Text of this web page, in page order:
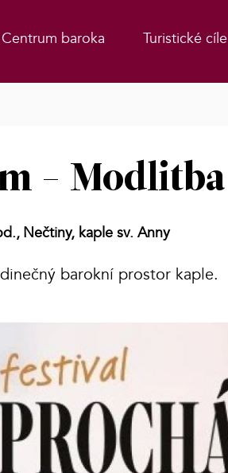
Centrum baroka Turistické cíle
- Modlitba
Nečtiny, kaple sv. Anny
barokní prostor kaple.